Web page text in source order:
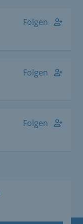
Folgen
Folgen
Folgen